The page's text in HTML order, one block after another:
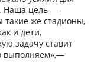
Наша цель —
такие же стадионы,
и дети,
задачу ставит
выполняем»,—